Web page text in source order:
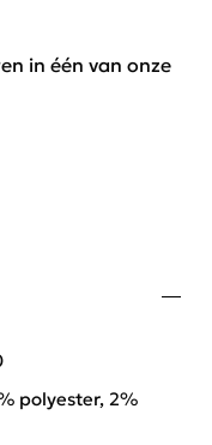
in één van onze
polyester, 2%